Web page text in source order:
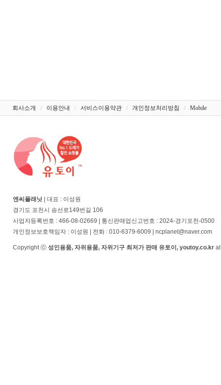
회사소개 / 이용안내 / 서비스이용약관 / 개인정보처리방침 / Mobile
엔씨플래닛 | 대표 : 이성원
경기도 포천시 송선로149번길 106
사업자등록번호 : 466-08-02669 | 통신판매업신고번호 : 2024-경기포천-0500
개인정보보호책임자 : 이성원 | 전화 : 010-6379-6009 | ncplanet@naver.com
Copyright ⓒ 성인용품, 자위용품, 자위기구 최저가 판매 유토이, youtoy.co.kr